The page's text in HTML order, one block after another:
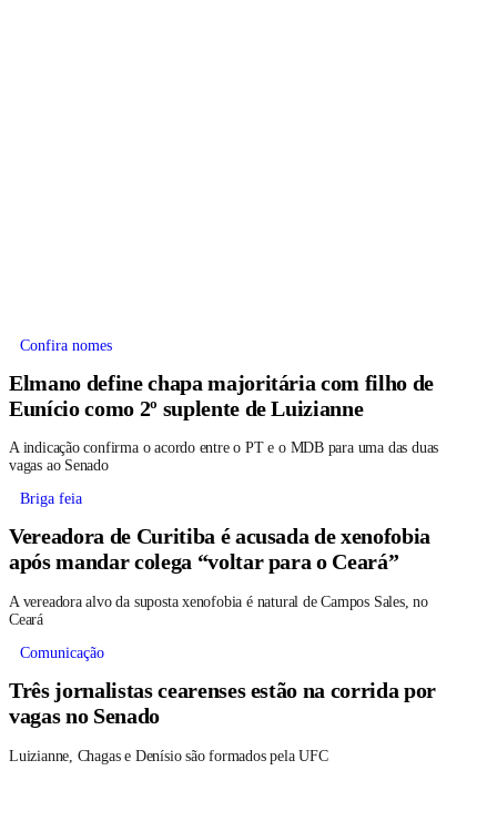
Confira nomes
Elmano define chapa majoritária com filho de
Eunício como 2º suplente de Luizianne
A indicação confirma o acordo entre o PT e o MDB para uma das duas
vagas ao Senado
Briga feia
Vereadora de Curitiba é acusada de xenofobia
após mandar colega “voltar para o Ceará”
A vereadora alvo da suposta xenofobia é natural de Campos Sales, no
Ceará
Comunicação
Três jornalistas cearenses estão na corrida por
vagas no Senado
Luizianne, Chagas e Denísio são formados pela UFC